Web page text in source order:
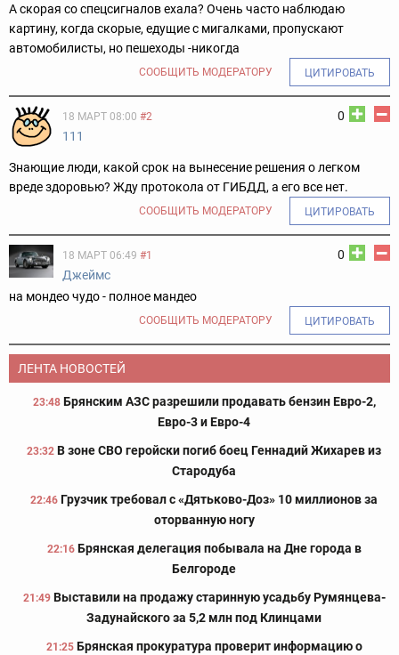
А скорая со спецсигналов ехала? Очень часто наблюдаю
картину, когда скорые, едущие с мигалками, пропускают
автомобилисты, но пешеходы -никогда
СООБЩИТЬ МОДЕРАТОРУ ЦИТИРОВАТЬ
0
18 МАРТ 08:00 #2
111
Знающие люди, какой срок на вынесение решения о легком
вреде здоровью? Жду протокола от ГИБДД, а его все нет.
СООБЩИТЬ МОДЕРАТОРУ ЦИТИРОВАТЬ
0
18 МАРТ 06:49 #1
Джеймс
на мондео чудо - полное мандео
СООБЩИТЬ МОДЕРАТОРУ ЦИТИРОВАТЬ
ЛЕНТА НОВОСТЕЙ
23:48 Брянским АЗС разрешили продавать бензин Евро-2,
Евро-3 и Евро-4
23:32 В зоне СВО геройски погиб боец Геннадий Жихарев из
Стародуба
22:46 Грузчик требовал с «Дятьково-Доз» 10 миллионов за
оторванную ногу
22:16 Брянская делегация побывала на Дне города в
Белгороде
21:49 Выставили на продажу старинную усадьбу Румянцева-
Задунайского за 5,2 млн под Клинцами
21:25 Брянская прокуратура проверит информацию о